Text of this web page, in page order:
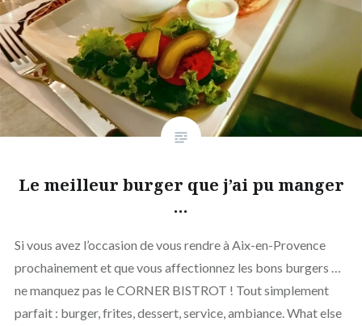
Le meilleur burger que j’ai pu manger
…
Si vous avez l’occasion de vous rendre à Aix-en-Provence
prochainement et que vous affectionnez les bons burgers …
ne manquez pas le CORNER BISTROT ! Tout simplement
parfait : burger, frites, dessert, service, ambiance. What else